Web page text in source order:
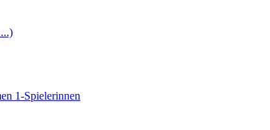
1-Spielerinnen